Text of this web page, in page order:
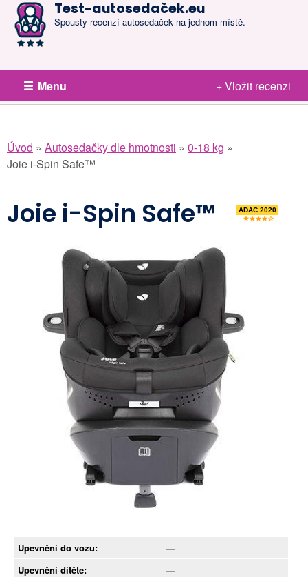
Test-autosedaček.eu
Spousty recenzí autosedaček na jednom místě.
+ Vložit recenzi
Menu
Úvod » Autosedačky dle hmotnosti » 0-18 kg »
Joie i-Spin Safe™
Joie i-Spin Safe™ ADAC 2020
Upevnění do vozu:
—
Upevnění dítěte:
—